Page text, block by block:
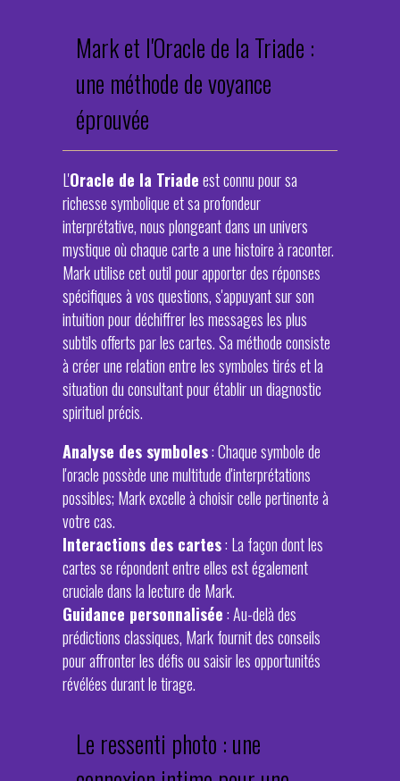
Mark et l'Oracle de la Triade :
une méthode de voyance
éprouvée
L'Oracle de la Triadeest connu pour sa
richesse symbolique et sa profondeur
interprétative, nous plongeant dans un univers
mystique où chaque carte a une histoire à raconter.
Mark utilise cet outil pour apporter des réponses
spécifiques à vos questions, s'appuyant sur son
intuition pour déchiffrer les messages les plus
subtils offerts par les cartes. Sa méthode consiste
à créer une relation entre les symboles tirés et la
situation du consultant pour établir un diagnostic
spirituel précis.
Analyse des symboles: Chaque symbole de
l'oracle possède une multitude d'interprétations
possibles; Mark excelle à choisir celle pertinente à
votre cas.
Interactions des cartes: La façon dont les
cartes se répondent entre elles est également
cruciale dans la lecture de Mark.
Guidance personnalisée: Au-delà des
prédictions classiques, Mark fournit des conseils
pour affronter les défis ou saisir les opportunités
révélées durant le tirage.
Le ressenti photo : une